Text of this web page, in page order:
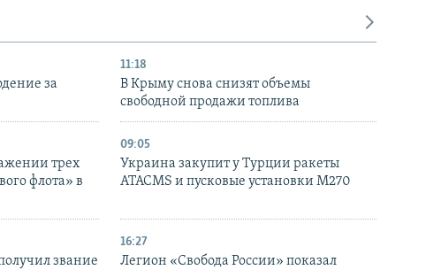
за
11:18
В Крыму снова снизят объемы
свободной продажи топлива
трех
флота» в
09:05
Украина закупит у Турции ракеты
ATACMS и пусковые установки M270
звание
16:27
Легион «Свобода России» показал